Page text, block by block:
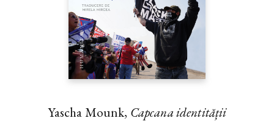
Yascha Mounk, Capcana identității